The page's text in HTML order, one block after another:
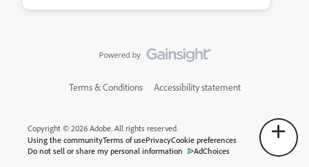
Terms & Conditions Accessibility statement
Copyright © 2026 Adobe. All rights reserved.
Using the communityTerms of usePrivacyCookie preferences
Do not sell or share my personal information
AdChoices